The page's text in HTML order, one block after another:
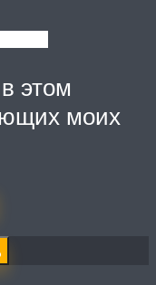
этом
моих